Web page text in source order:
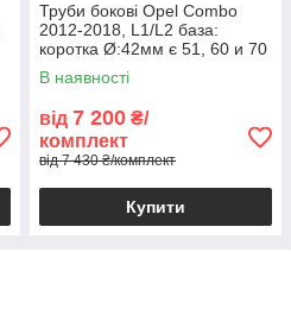
Труби бокові Opel Combo
2012-2018, L1/L2 база:
коротка Ø:42мм є 51, 60 и 70
мм
В наявності
від 7 200 ₴/
комплект
від 7 430 ₴/комплект
Купити